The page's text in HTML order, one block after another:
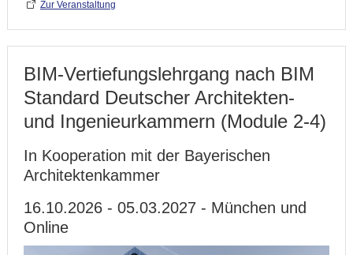
Zur Veranstaltung
BIM-Vertiefungslehrgang nach BIM
Standard Deutscher Architekten-
und Ingenieurkammern (Module 2-4)
In Kooperation mit der Bayerischen
Architektenkammer
16.10.2026 - 05.03.2027 - München und
Online